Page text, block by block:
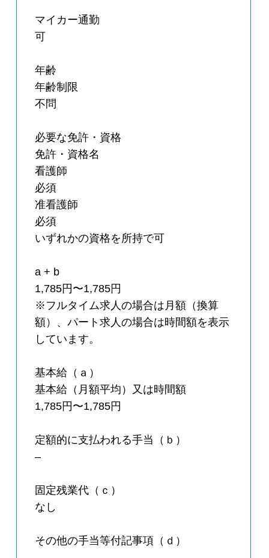
マイカー通勤
可
年齢
年齢制限
不問
必要な免許・資格
免許・資格名
看護師
必須
准看護師
必須
いずれかの資格を所持で可
a + b
1,785円〜1,785円
※フルタイム求人の場合は月額（換算
額）、パート求人の場合は時間額を表示
しています。
基本給（ａ）
基本給（月額平均）又は時間額
1,785円〜1,785円
定額的に支払われる手当（ｂ）
–
固定残業代（ｃ）
なし
その他の手当等付記事項（ｄ）